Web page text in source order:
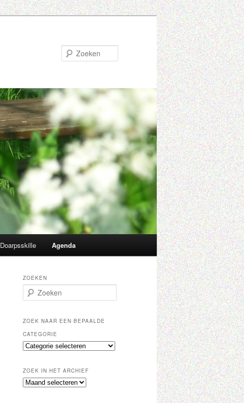
Doarpsskille Agenda
ZOEKEN
o
k
n
ZOEK NAAR EEN BEPAALDE
CATEGORIE
Z
k
n
ZOEK IN HET ARCHIEF
Z